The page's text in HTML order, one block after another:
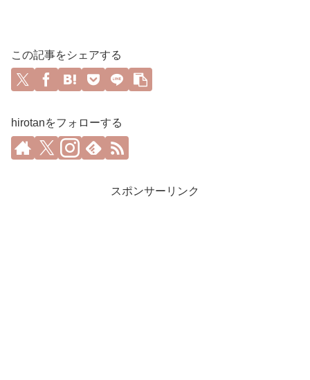
この記事をシェアする
hirotanをフォローする
スポンサーリンク